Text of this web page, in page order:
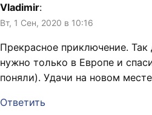
Vladimir:
Вт, 1 Сен, 2020 в 10:16
Прекрасное приключение.
нужно только в Европе и
поняли). Удачи на новом
Ответить